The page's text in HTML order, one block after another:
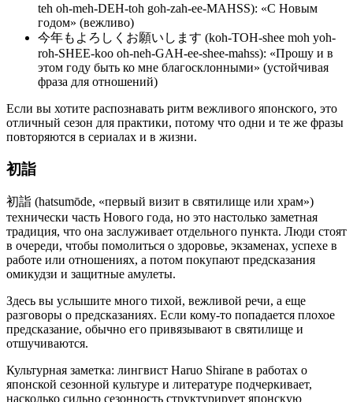
teh oh-meh-DEH-toh goh-zah-ee-MAHSS): «С Новым
годом» (вежливо)
今年もよろしくお願いします (koh-TOH-shee moh yoh-
roh-SHEE-koo oh-neh-GAH-ee-shee-mahss): «Прошу и в
этом году быть ко мне благосклонными» (устойчивая
фраза для отношений)
Если вы хотите распознавать ритм вежливого японского, это
отличный сезон для практики, потому что одни и те же фразы
повторяются в сериалах и в жизни.
初詣
初詣 (hatsumōde, «первый визит в святилище или храм»)
технически часть Нового года, но это настолько заметная
традиция, что она заслуживает отдельного пункта. Люди стоят
в очереди, чтобы помолиться о здоровье, экзаменах, успехе в
работе или отношениях, а потом покупают предсказания
омикудзи и защитные амулеты.
Здесь вы услышите много тихой, вежливой речи, а еще
разговоры о предсказаниях. Если кому-то попадается плохое
предсказание, обычно его привязывают в святилище и
отшучиваются.
Культурная заметка: лингвист Haruo Shirane в работах о
японской сезонной культуре и литературе подчеркивает,
насколько сильно сезонность структурирует японскую